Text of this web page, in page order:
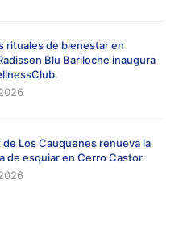
rituales de bienestar en
Blu Bariloche inaugura
de Los Cauquenes renueva la
de esquiar en Cerro Castor